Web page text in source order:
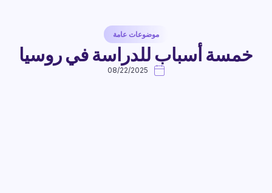
موضوعات عامة
خمسة أسباب للدراسة في روسيا
08/22/2025